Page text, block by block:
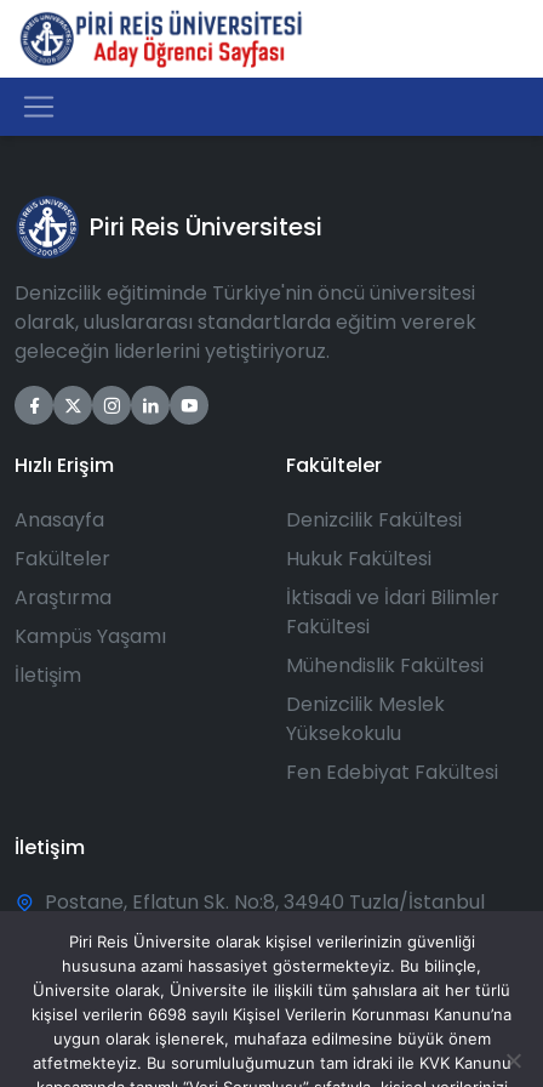
Piri Reis Üniversitesi
Denizcilik eğitiminde Türkiye'nin öncü üniversitesi
olarak, uluslararası standartlarda eğitim vererek
geleceğin liderlerini yetiştiriyoruz.
Hızlı Erişim
Anasayfa
Fakülteler
Araştırma
Kampüs Yaşamı
İletişim
Fakülteler
Denizcilik Fakültesi
Hukuk Fakültesi
İktisadi ve İdari Bilimler
Fakültesi
Mühendislik Fakültesi
Denizcilik Meslek
Yüksekokulu
Fen Edebiyat Fakültesi
İletişim
Postane, Eflatun Sk. No:8, 34940 Tuzla/İstanbul
+90 216 581 00 50
bilgi@pirireis.edu.tr
Pazartesi - Pazar: 08:30 - 20:00
Piri Reis Üniversite olarak kişisel verilerinizin güvenliği
hususuna azami hassasiyet göstermekteyiz. Bu bilinçle,
Üniversite olarak, Üniversite ile ilişkili tüm şahıslara ait her türlü
kişisel verilerin 6698 sayılı Kişisel Verilerin Korunması Kanunu’na
uygun olarak işlenerek, muhafaza edilmesine büyük önem
atfetmekteyiz. Bu sorumluluğumuzun tam idraki ile KVK Kanunu